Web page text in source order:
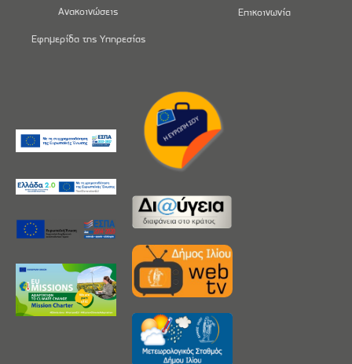
Ανακοινώσεις
Εφημερίδα της Υπηρεσίας
Επικοινωνία